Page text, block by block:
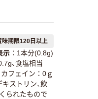
味期限120日以上
示
1本分(0.8g)
、食塩相当
フェイン：0ｇ
キストリン、飲
られたもので